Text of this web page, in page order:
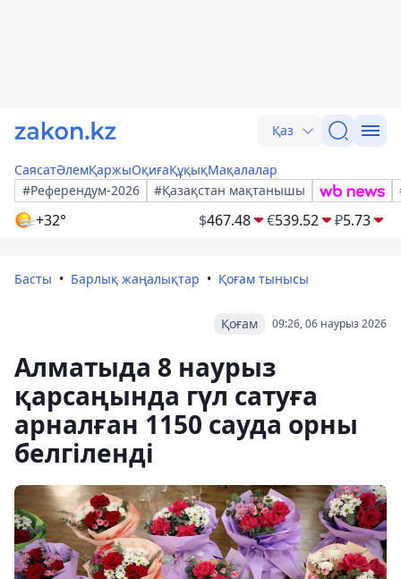
Қаз
СаясатӘлемҚаржыОқиғаҚұқықМақалалар
#Референдум-2026
#Қазақстан мақтанышы
+32° $467.48 €539.52 ₽5.73
Басты Барлық жаңалықтар Қоғам тынысы
09:26, 06 наурыз 2026
Қоғам
Алматыда 8 наурыз
қарсаңында гүл сатуға
арналған 1150 сауда орны
белгіленді